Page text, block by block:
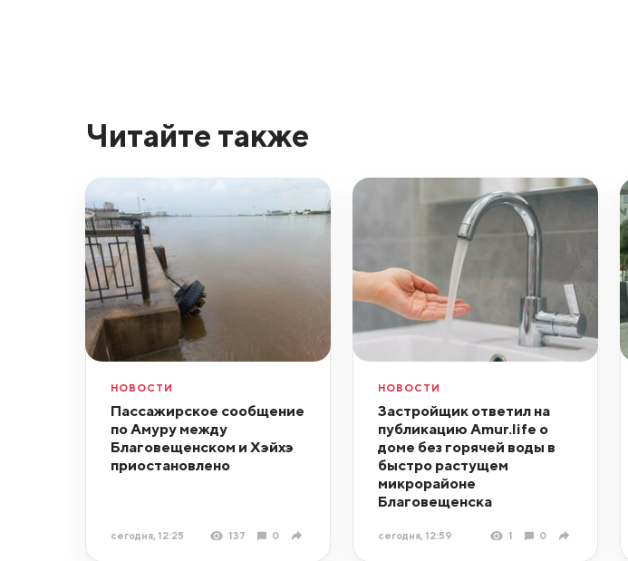
Читайте также
НОВОСТИ
Пассажирское сообщение
по Амуру между
Благовещенском и Хэйхэ
приостановлено
сегодня, 12:25 137 0
НОВОСТИ
Застройщик ответил на
публикацию Amur.life о
доме без горячей воды в
быстро растущем
микрорайоне
Благовещенска
сегодня, 12:59 1 0